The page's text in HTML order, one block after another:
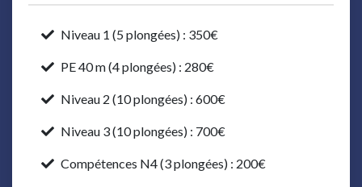
Niveau 1 (5 plongées) : 350€
PE 40 m (4 plongées) : 280€
Niveau 2 (10 plongées) : 600€
Niveau 3 (10 plongées) : 700€
Compétences N4 (3 plongées) : 200€